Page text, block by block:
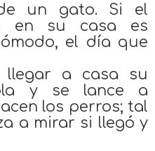
un gato. Si el
en su casa es
el día que
llegar a casa su
y se lance a
los perros; tal
a mirar si llegó y